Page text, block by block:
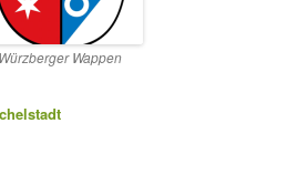
Würzberger Wappen